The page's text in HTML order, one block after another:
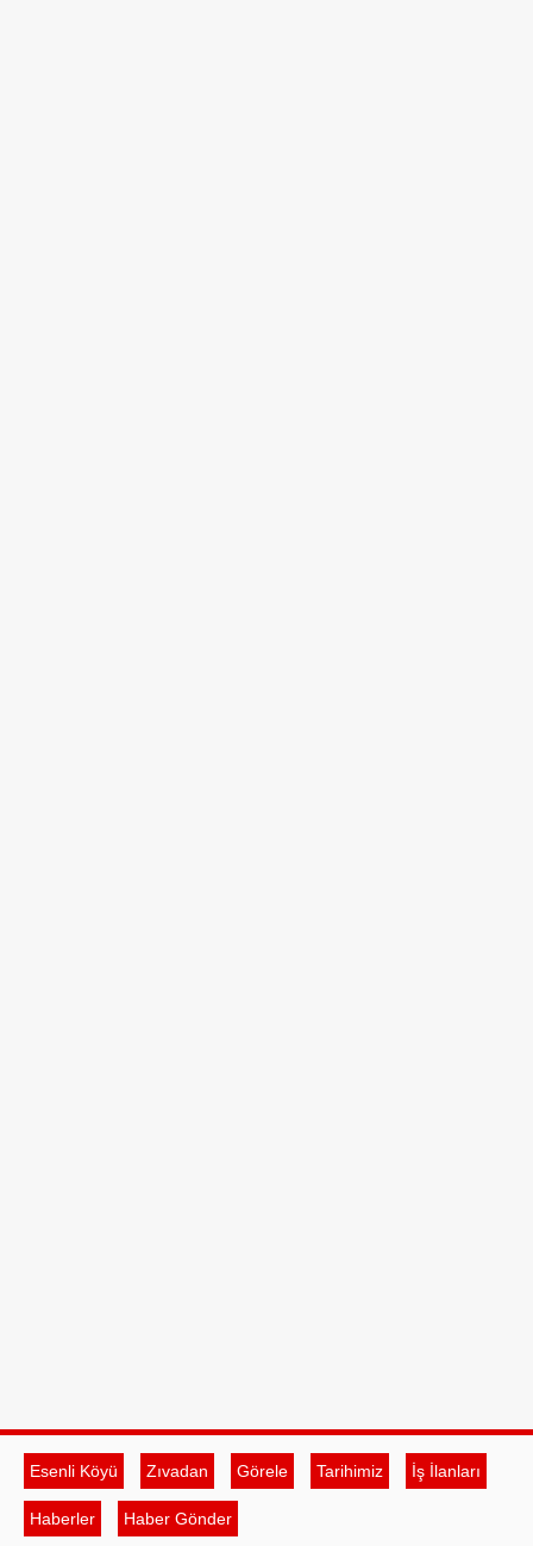
Esenli Köyü Zıvadan Görele Tarihimiz İş İlanları
Haberler Haber Gönder